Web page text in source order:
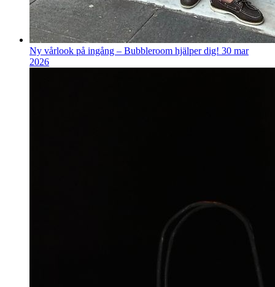
Ny vårlook på ingång – Bubbleroom hjälper dig! 30 mar
2026